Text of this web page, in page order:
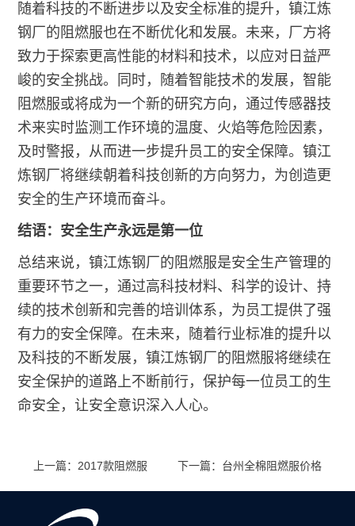
随着科技的不断进步以及安全标准的提升，镇江炼
钢厂的阻燃服也在不断优化和发展。未来，厂方将
致力于探索更高性能的材料和技术，以应对日益严
峻的安全挑战。同时，随着智能技术的发展，智能
阻燃服或将成为一个新的研究方向，通过传感器技
术来实时监测工作环境的温度、火焰等危险因素，
及时警报，从而进一步提升员工的安全保障。镇江
炼钢厂将继续朝着科技创新的方向努力，为创造更
安全的生产环境而奋斗。
结语：安全生产永远是第一位
总结来说，镇江炼钢厂的阻燃服是安全生产管理的
重要环节之一，通过高科技材料、科学的设计、持
续的技术创新和完善的培训体系，为员工提供了强
有力的安全保障。在未来，随着行业标准的提升以
及科技的不断发展，镇江炼钢厂的阻燃服将继续在
安全保护的道路上不断前行，保护每一位员工的生
命安全，让安全意识深入人心。
上一篇：2017款阻燃服 下一篇：台州全棉阻燃服价格